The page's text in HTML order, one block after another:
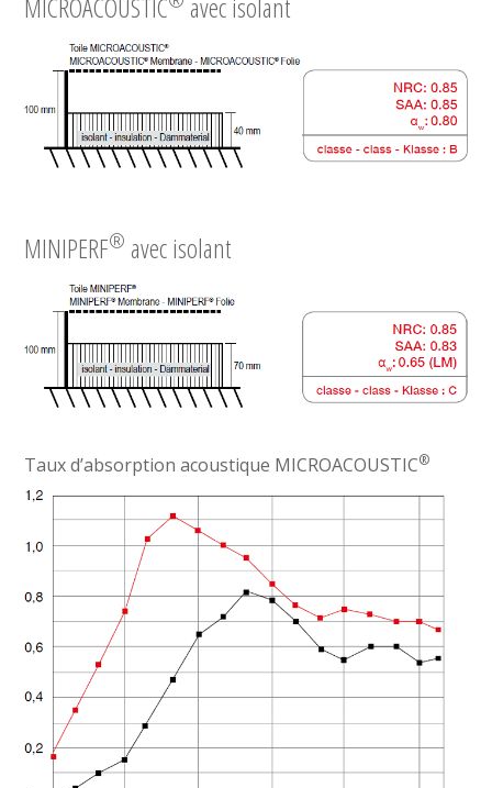
MINIPERF® avec isolant
Taux d’absorption acoustique MICROACOUSTIC®